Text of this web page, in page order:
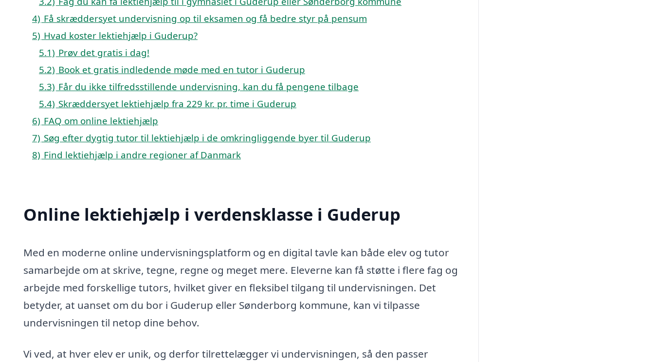
4) Få skræddersyet undervisning op til eksamen og få bedre styr på pensum
5) Hvad koster lektiehjælp i Guderup?
5.1) Prøv det gratis i dag!
5.2) Book et gratis indledende møde med en tutor i Guderup
5.3) Får du ikke tilfredsstillende undervisning, kan du få pengene tilbage
5.4) Skræddersyet lektiehjælp fra 229 kr. pr. time i Guderup
6) FAQ om online lektiehjælp
7) Søg efter dygtig tutor til lektiehjælp i de omkringliggende byer til Guderup
8) Find lektiehjælp i andre regioner af Danmark
Online lektiehjælp i verdensklasse i Guderup
Med en moderne online undervisningsplatform og en digital tavle kan både elev og tutor
samarbejde om at skrive, tegne, regne og meget mere. Eleverne kan få støtte i flere fag og
arbejde med forskellige tutors, hvilket giver en fleksibel tilgang til undervisningen. Det
betyder, at uanset om du bor i Guderup eller Sønderborg kommune, kan vi tilpasse
undervisningen til netop dine behov.
Vi ved, at hver elev er unik, og derfor tilrettelægger vi undervisningen, så den passer